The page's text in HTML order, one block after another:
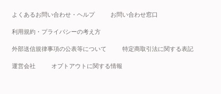
よくあるお問い合わせ・ヘルプ お問い合わせ窓口
利用規約・プライバシーの考え方
外部送信規律事項の公表等について 特定商取引法に関する表記
運営会社 オプトアウトに関する情報